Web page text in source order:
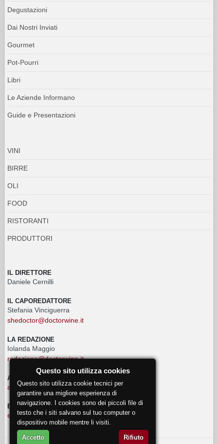
Degustazioni
Dai Nostri Inviati
Gourmet
Pot-Pourri
Libri
Le Aziende Informano
Guide e Presentazioni
VINI
BIRRE
OLI
FOOD
RISTORANTI
PRODUTTORI
IL DIRETTORE
Daniele Cernilli
IL CAPOREDATTORE
Stefania Vinciguerra
shedoctor@doctorwine.it
LA REDAZIONE
Iolanda Maggio
redazione@doctorwine.it
ADVERTISING
advertising@doctorwine.it
EVENTI
eventi@doctorwine.it
Questo sito utilizza cookies
Questo sito utilizza cookie tecnici per
garantire una migliore esperienza di
navigazione. I cookies sono dei piccoli file di
testo che i siti salvano sul tuo computer o
dispositivo mobile mentre li visiti.
Accetto Rifiuto